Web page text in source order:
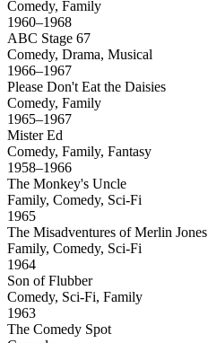
Comedy, Family
1960–1968
ABC Stage 67
Comedy, Drama, Musical
1966–1967
Please Don't Eat the Daisies
Comedy, Family
1965–1967
Mister Ed
Comedy, Family, Fantasy
1958–1966
The Monkey's Uncle
Family, Comedy, Sci-Fi
1965
The Misadventures of Merlin Jones
Family, Comedy, Sci-Fi
1964
Son of Flubber
Comedy, Sci-Fi, Family
1963
The Comedy Spot